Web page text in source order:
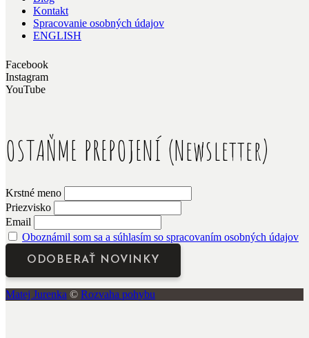
Kontakt
Spracovanie osobných údajov
ENGLISH
Facebook
Instagram
YouTube
OSTAŇME PREPOJENÍ (Newsletter)
Krstné meno
Priezvisko
Email
Oboznámil som sa a súhlasím so spracovaním osobných údajov
Matej Jurenka © Rozvaha pohybu